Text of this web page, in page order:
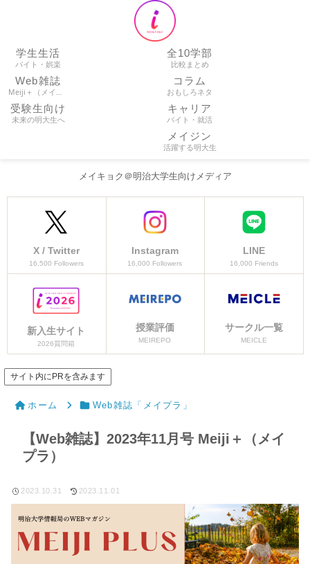
学生生活
バイト・娯楽
全10学部
比較まとめ
Web雑誌
Meiji＋（メイプラ）
コラム
おもしろネタ
受験生向け
未来の明大生へ
キャリア
バイト・就活
メイジン
活躍する明大生
メイキョク＠明治大学生向けメディア
X / Twitter
16,500 Followers
Instagram
16,000 Followers
LINE
16,000 Friends
新入生サイト
2026質問箱
授業評価
MEIREPO
サークル一覧
MEICLE
サイト内にPRを含みます
ホーム Web雑誌「メイプラ」
【Web雑誌】2023年11月号 Meiji＋（メイ
プラ）
2023.10.31 2023.11.01